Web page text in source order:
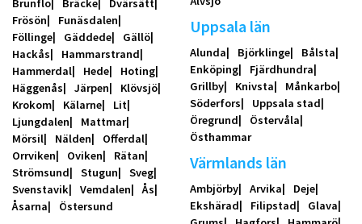
Brunflo Bräcke
Dvärsätt
Frösön
Funäsdalen
Föllinge
Gäddede
Gällö
Hackås
Hammarstrand
Hammerdal
Hede
Hoting
Häggenås
Järpen
Klövsjö
Krokom
Kälarne
Lit
Ljungdalen
Mattmar
Mörsil
Nälden
Offerdal
Orrviken
Oviken
Rätan
Strömsund
Stugun
Sveg
Svenstavik
Vemdalen
Ås
Åsarna
Östersund
Uppsala län
Alunda Björklinge
Bålsta
Enköping
Fjärdhundra
Grillby
Knivsta
Månkarbo
Söderfors
Uppsala stad
Öregrund
Östervåla
Östhammar
Värmlands län
Ambjörby Arvika
Deje
Ekshärad
Filipstad
Glava